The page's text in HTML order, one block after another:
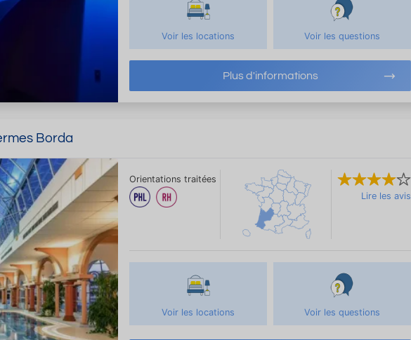
Voir les locations Voir les questions
Plus d'informations
Borda
Orientations traitées
Lire les avis
Voir les locations Voir les questions